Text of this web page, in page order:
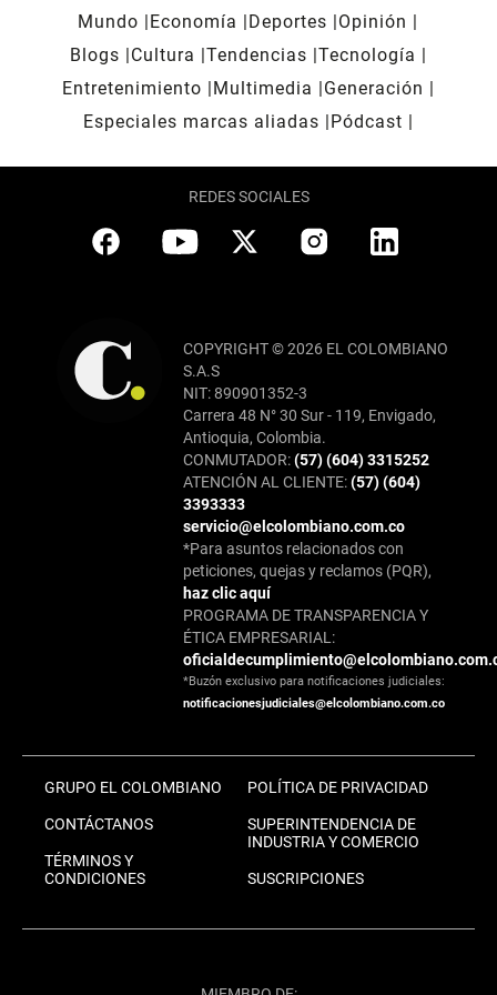
Mundo Economía Deportes
Opinión
Blogs
Cultura Tendencias Tecnología
Entretenimiento
Multimedia
Generación
Especiales marcas aliadas
Pódcast
REDES SOCIALES
COPYRIGHT © 2026 EL COLOMBIANO
S.A.S
NIT: 890901352-3
Carrera 48 N° 30 Sur - 119, Envigado,
Antioquia, Colombia.
CONMUTADOR:(57) (604) 3315252
ATENCIÓN AL CLIENTE:(57) (604)
3393333
servicio@elcolombiano.com.co
*Para asuntos relacionados con
peticiones, quejas y reclamos (PQR),
haz clic aquí
PROGRAMA DE TRANSPARENCIA Y
ÉTICA EMPRESARIAL:
*Buzón exclusivo para notificaciones judiciales:
notificacionesjudiciales@elcolombiano.com.co
GRUPO EL COLOMBIANO
CONTÁCTANOS
TÉRMINOS Y
CONDICIONES
POLÍTICA DE PRIVACIDAD
SUPERINTENDENCIA DE
INDUSTRIA Y COMERCIO
SUSCRIPCIONES